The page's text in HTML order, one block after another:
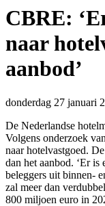
CBRE:
naar
aanbod’
donderdag 27 januari
De Nederlandse
Volgens onderzoek
naar hotelvastgoed.
dan het aanbod. ‘Er is
beleggers uit binnen-
zal meer dan
800 miljoen euro in